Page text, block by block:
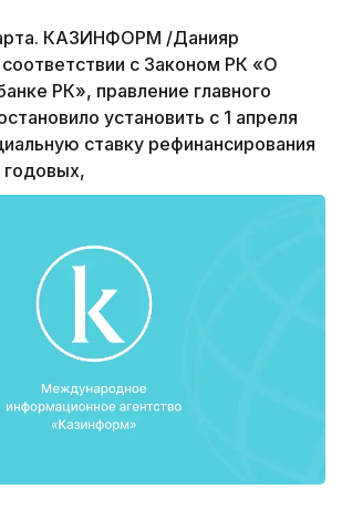
КАЗИНФОРМ /Данияр
с Законом РК «О
РК», правление главного
установить с 1 апреля
ставку рефинансирования
годовых,